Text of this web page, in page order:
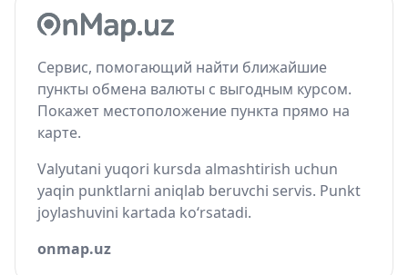
Сервис, помогающий найти ближайшие
пункты обмена валюты с выгодным курсом.
Покажет местоположение пункта прямо на
карте.
Valyutani yuqori kursda almashtirish uchun
yaqin punktlarni aniqlab beruvchi servis. Punkt
joylashuvini kartada ko‘rsatadi.
onmap.uz